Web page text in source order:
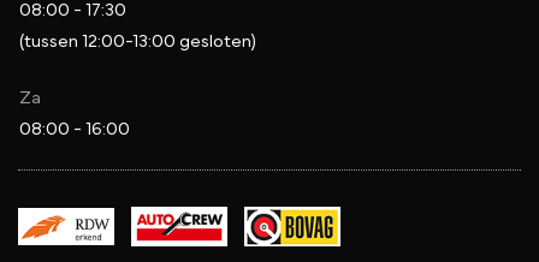
08:00 - 17:30
(tussen 12:00-13:00 gesloten)
Za
08:00 - 16:00